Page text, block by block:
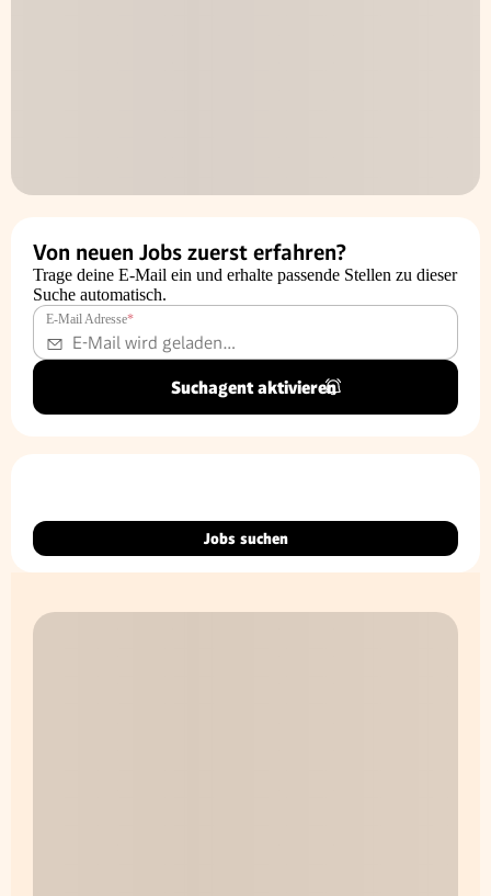
Von neuen Jobs zuerst erfahren?
Trage deine E-Mail ein und erhalte passende Stellen zu dieser
Suche automatisch.
E-Mail Adresse*
Suchagent aktivieren
Jobs suchen